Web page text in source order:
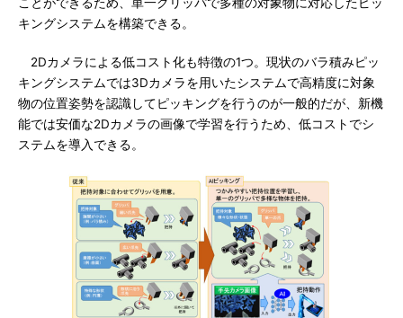
キングシステムを構築できる。
2Dカメラによる低コスト化も特徴の1つ。現状のバラ積みピッ
キングシステムでは3Dカメラを用いたシステムで高精度に対象
物の位置姿勢を認識してピッキングを行うのが一般的だが、新機
能では安価な2Dカメラの画像で学習を行うため、低コストでシ
ステムを導入できる。